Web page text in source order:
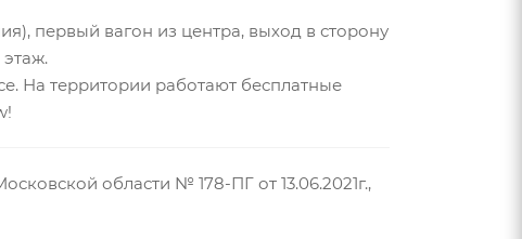
первый вагон из центра, выход в сторону
На территории работают бесплатные
области № 178-ПГ от 13.06.2021г.,